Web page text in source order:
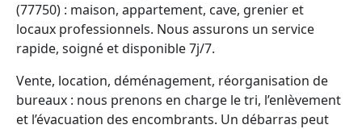
(77750) : maison, appartement, cave, grenier et
locaux professionnels. Nous assurons un service
rapide, soigné et disponible 7j/7.
Vente, location, déménagement, réorganisation de
bureaux : nous prenons en charge le tri, l’enlèvement
et l’évacuation des encombrants. Un débarras peut